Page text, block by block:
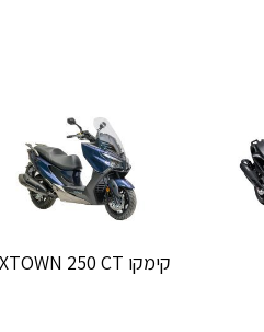
קימקו XTOWN 250 CT